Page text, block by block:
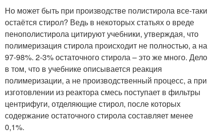
Но может быть при производстве полистирола все-таки
остаётся стирол? Ведь в некоторых статьях о вреде
пенополистирола цитируют учебники, утверждая, что
полимеризация стирола происходит не полностью, а на
97-98%. 2-3% остаточного стирола – это же много. Дело
в том, что в учебнике описывается реакция
полимеризации, а не производственный процесс, а при
изготовлении из реактора смесь поступает в фильтры
центрифуги, отделяющие стирол, после которых
содержание остаточного стирола составляет менее
0,1%.